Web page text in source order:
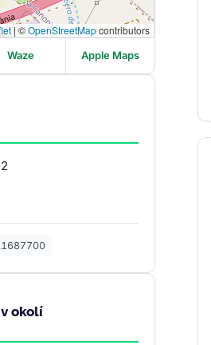
|©OpenStreetMapcontributors
Waze Apple Maps
okolí